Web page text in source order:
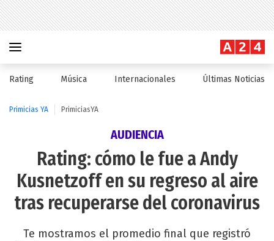
Rating Música Internacionales Últimas Noticias
Primicias YA PrimiciasYA
AUDIENCIA
Rating: cómo le fue a Andy
Kusnetzoff en su regreso al aire
tras recuperarse del coronavirus
Te mostramos el promedio final que registró